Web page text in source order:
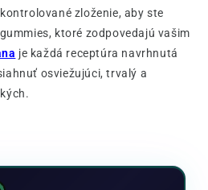
zloženie, aby ste
ktoré zodpovedajú vašim
je každá receptúra navrhnutá
osviežujúci, trvalý a